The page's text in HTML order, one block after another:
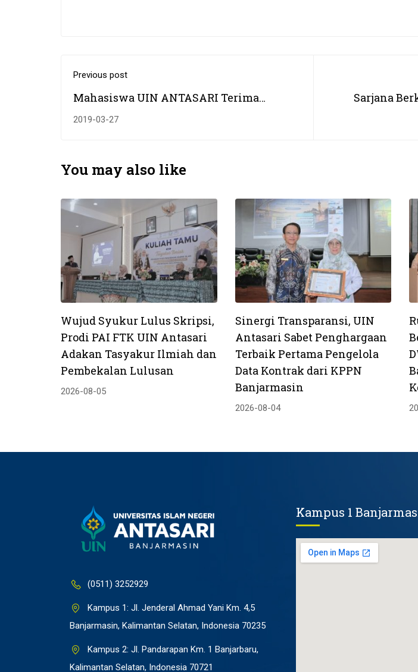
Previous post
Mahasiswa UIN ANTASARI Terima
Beasiswa BI 2019
2019-03-27
Sarjana
You may also like
Wujud Syukur Lulus Skripsi,
Prodi PAI FTK UIN Antasari
Adakan Tasyakur Ilmiah dan
Pembekalan Lulusan
2026-08-05
Sinergi Transparansi, UIN
Antasari Sabet Penghargaan
Terbaik Pertama Pengelola
Data Kontrak dari KPPN
Banjarmasin
2026-08-04
(0511) 3252929
Kampus 1: Jl. Jenderal Ahmad Yani Km. 4,5
Banjarmasin, Kalimantan Selatan, Indonesia 70235
Kampus 2: Jl. Pandarapan Km. 1 Banjarbaru,
Kalimantan Selatan, Indonesia 70721
Kampus 1